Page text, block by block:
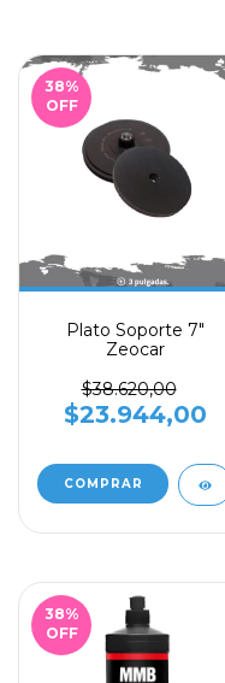
38%
OFF
Plato Soporte 7"
Zeocar
$38.620,00
$23.944,00
38%
OFF